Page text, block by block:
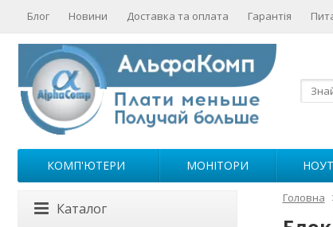
Блог Новини Доставка та оплата Гарантія
КОМП'ЮТЕРИ МОНІТОРИ
Головна
Каталог